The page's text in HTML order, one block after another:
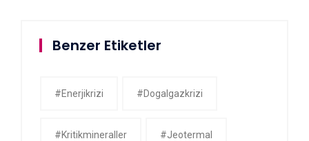
Benzer Etiketler
#enerjikrizi #dogalgazkrizi
#kritikmineraller #jeotermal